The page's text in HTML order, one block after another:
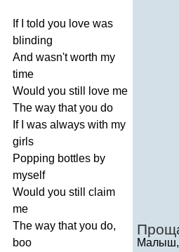
If told you love was
blinding
And wasn't worth my
time
Would you still love me
The way that you do
If
was always with my
girls
Popping bottles by
myself
Would you still
claim
me
The way that you do,
boo
Малыш,